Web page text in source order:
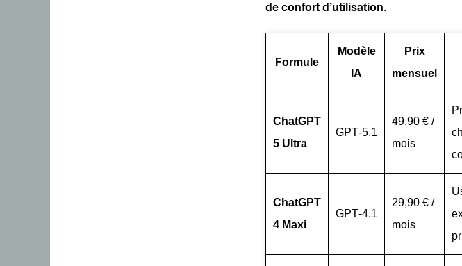
de confort d’utilisation.
Formule
Modèle
IA
Prix
mensuel
ChatGPT
5 Ultra
GPT‑5.1
49,90 € /
mois
ChatGPT
4 Maxi
GPT‑4.1
29,90 € /
mois